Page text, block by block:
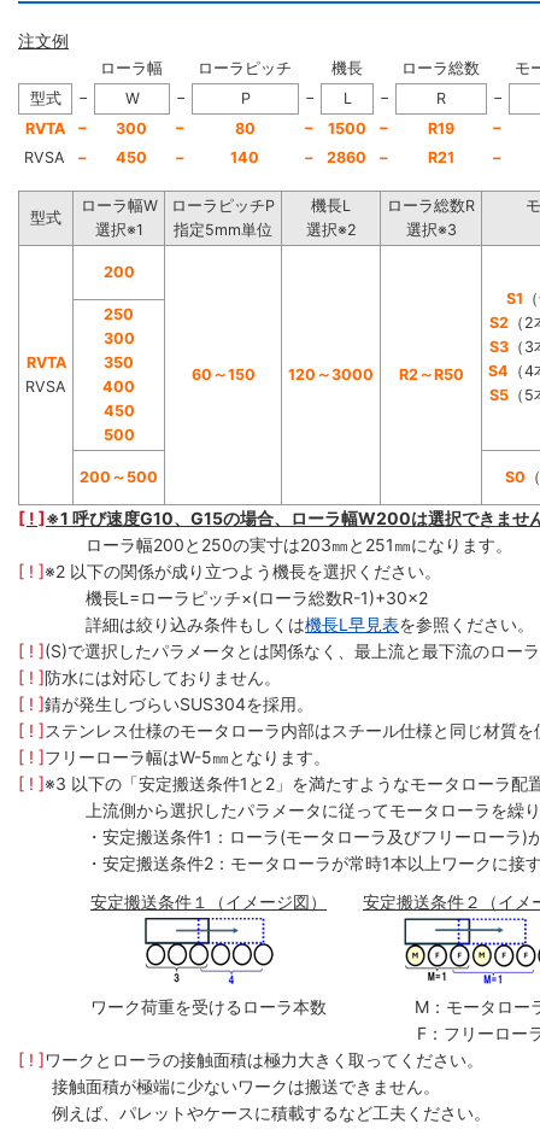
注文例
ローラ幅 ローラピッチ 機長 ローラ総数
モ
型式
− W − P − L − R
−
RVTA
− 300 − 80 − 1500 − R19
−
RVSA
− 450 − 140 − 2860 − R21 −
型式
ローラ幅W
選択※1
ローラピッチP
指定5mm単位
機長L
選択※2
ローラ総数R
選択※3
RVTA
RVSA
200
60～150 120～3000 R2～R50
S1
S2（2
S3（3
S4 （
S5（5
250
300
350
400
450
500
200～500 S0
[ ! ]※1 呼び速度G10、G15の場合、ローラ幅W200は選択できませ
ローラ幅200と250の実寸は203㎜と251㎜になります。
[ ! ]※2 以下の関係が成り立つよう機長を選択ください。
機長L=ローラピッチ×(ローラ総数R-1)+30×2
詳細は絞り込み条件もしくは機長L早見表を参照ください。
[ ! ](S)で選択したパラメータとは関係なく、最上流と最下流のロー
[ ! ]防水には対応しておりません。
[ ! ]錆が発生しづらいSUS304を採用。
[ ! ]ステンレス仕様のモータローラ内部はスチール仕様と同じ材質
[ ! ]フリーローラ幅はW-5㎜となります。
[ ! ]※3 以下の「安定搬送条件1と2」を満たすようなモータローラ配
上流側から選択したパラメータに従ってモータローラを繰
・安定搬送条件1：ローラ(モータローラ及びフリーローラ
・安定搬送条件2：モータローラが常時1本以上ワークに接
安定搬送条件１（イメージ図）
ワーク荷重を受けるローラ本数
安定搬送条件２（イメ
M：モータロー
F：フリーロー
[ ! ]ワークとローラの接触面積は極力大きく取ってください。
接触面積が極端に少ないワークは搬送できません。
例えば、パレットやケースに積載するなど工夫ください。